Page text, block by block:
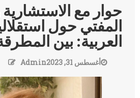
حوار مع الاستشارية
المفتي حول
العربية: بين
أغسطس 31, 2023 Admin